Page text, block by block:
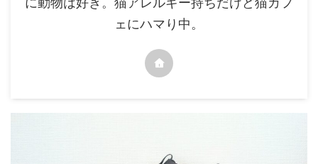
ェにハマり中。